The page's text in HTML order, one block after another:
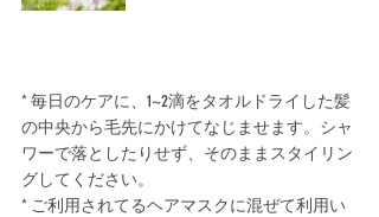
* 毎日のケアに、1~2滴をタオルドライした髪
の中央から毛先にかけてなじませます。シャ
ワーで落としたりせず、そのままスタイリン
グしてください。﻿
* ご利用されてるヘアマスクに混ぜて利用い